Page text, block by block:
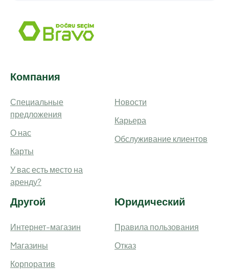
Компания
Специальные
предложения
О нас
Карты
У вас есть место на
аренду?
Новости
Карьера
Обслуживание клиентов
Другой
Интернет-магазин
Mагазины
Корпоратив
Юридический
Правила пользования
Отказ